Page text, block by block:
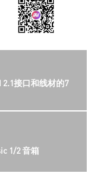
2.1接口和线材的7
1/2 音箱